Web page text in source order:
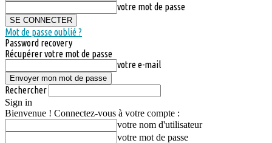
votre mot de passe
Mot de passe oublié ?
Password recovery
Récupérer votre mot de passe
votre e-mail
Rechercher
Sign in
Bienvenue ! Connectez-vous à votre compte :
votre nom d'utilisateur
votre mot de passe